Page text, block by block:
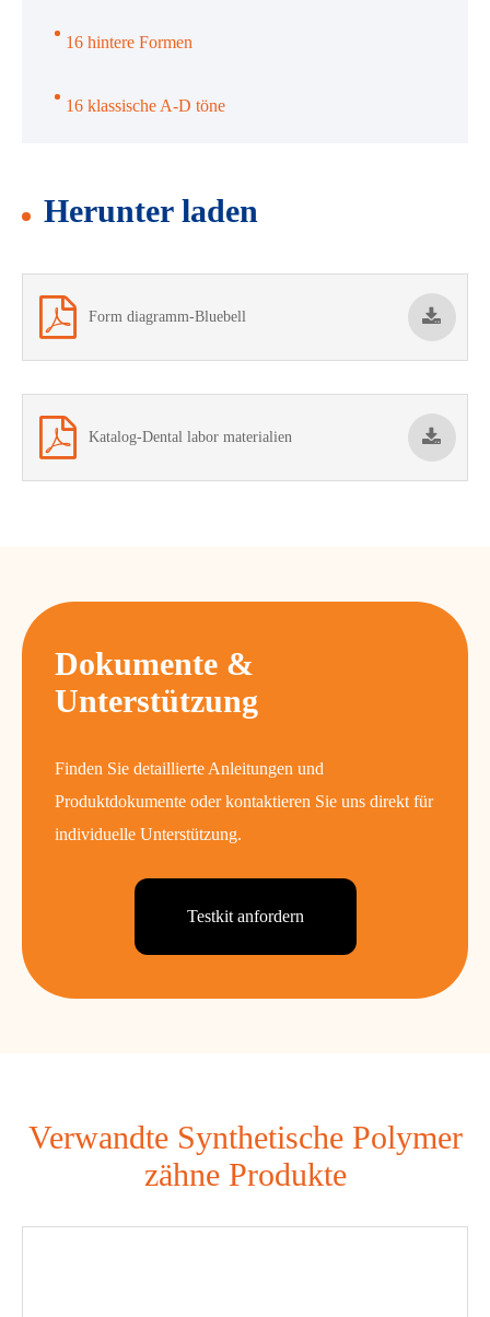
16 hintere Formen
16 klassische A-D töne
Herunter laden
Form diagramm-Bluebell
Katalog-Dental labor materialien
Dokumente &
Unterstützung
Finden Sie detaillierte Anleitungen und
Produktdokumente oder kontaktieren Sie uns direkt für
individuelle Unterstützung.
Testkit anfordern
Verwandte Synthetische Polymer
zähne Produkte